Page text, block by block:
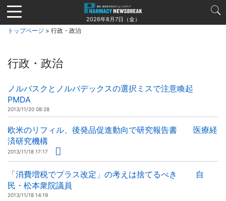
Jump
to
navigation
2026年8月7日（金）
トップページ > 行政・政治
行政・政治
ノルバスクとノルバデックスの選択ミスで注意喚起
PMDA
2013/11/20 08:28
欧米のリフィル、後発品促進動向で研究報告書 医療経
済研究機構
2013/11/18 17:17
「消費増税でプラス改定」の考えは捨てるべき 自
民・松本衆院議員
2013/11/18 14:19